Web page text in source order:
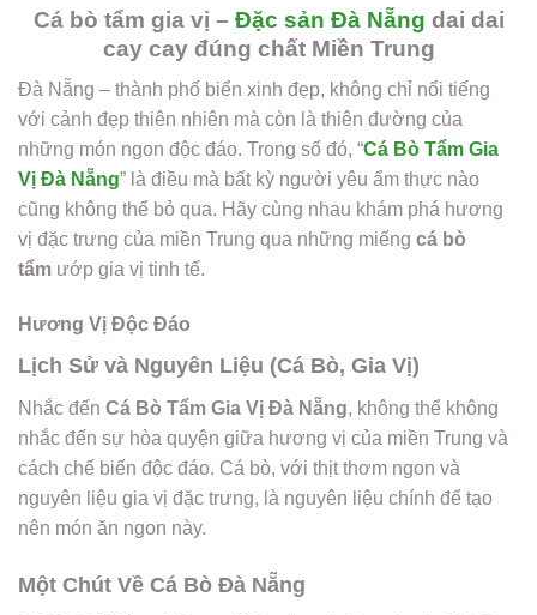
Cá bò tẩm gia vị – Đặc sản Đà Nẵng dai dai
cay cay đúng chất Miền Trung
Đà Nẵng – thành phố biển xinh đẹp, không chỉ nổi tiếng
với cảnh đẹp thiên nhiên mà còn là thiên đường của
những món ngon độc đáo. Trong số đó, “Cá Bò Tẩm Gia
Vị Đà Nẵng” là điều mà bất kỳ người yêu ẩm thực nào
cũng không thể bỏ qua. Hãy cùng nhau khám phá hương
vị đặc trưng của miền Trung qua những miếng cá bò
tẩm ướp gia vị tinh tế.
Hương Vị Độc Đáo
Lịch Sử và Nguyên Liệu (Cá Bò, Gia Vị)
Nhắc đến Cá Bò Tẩm Gia Vị Đà Nẵng, không thể không
nhắc đến sự hòa quyện giữa hương vị của miền Trung và
cách chế biến độc đáo. Cá bò, với thịt thơm ngon và
nguyên liệu gia vị đặc trưng, là nguyên liệu chính để tạo
nên món ăn ngon này.
Một Chút Về Cá Bò Đà Nẵng